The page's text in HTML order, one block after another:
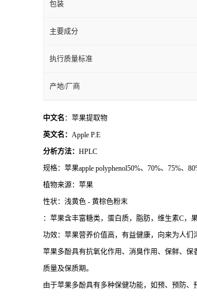
包装
主要成分
执行质量标准
产地/厂商
中文名 ：苹果提取物
英文名： Apple P.E
分析方法： HPLC
规格：苹果apple polyphenol50%、70%、75%、
植物来源：苹果
性状：浅黄色 - 黄棕色粉末
：苹果含丰富糖类，蛋白质，脂肪，维生素C，
功效：苹果营养价值高，有益健康，向来为人
苹果多酚具有抗氧化作用、消臭作用、保鲜、
质量及保质期。
由于苹果多酚具有多种保健功能，如预、预防